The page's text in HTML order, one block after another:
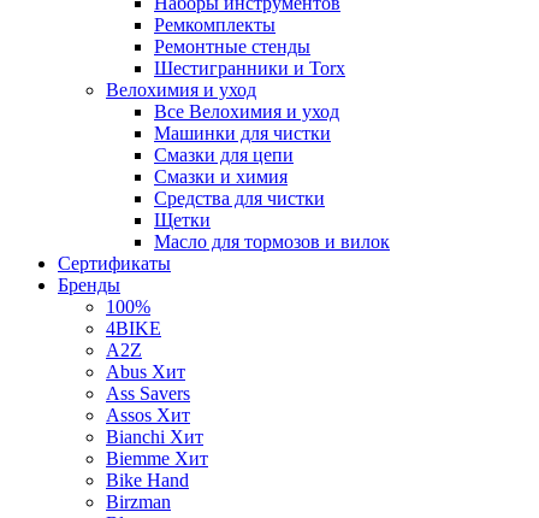
Ремкомплекты
Ремонтные стенды
Шестигранники и Torx
Велохимия и уход
Все Велохимия и уход
Машинки для чистки
Смазки для цепи
Смазки и химия
Средства для чистки
Щетки
Масло для тормозов и вилок
Сертификаты
Бренды
100%
4BIKE
A2Z
Abus Хит
Ass Savers
Assos Хит
Bianchi Хит
Biemme Хит
Bike Hand
Birzman